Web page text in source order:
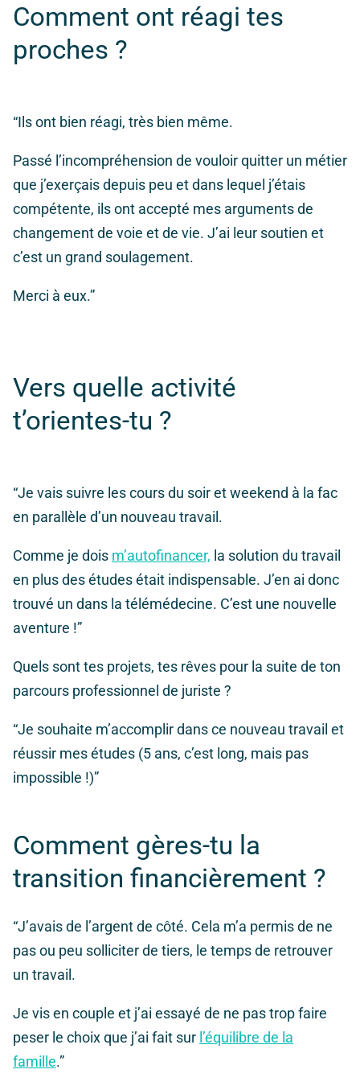
Comment ont réagi tes
proches ?
“Ils ont bien réagi, très bien même.
Passé l’incompréhension de vouloir quitter un métier
que j’exerçais depuis peu et dans lequel j’étais
compétente, ils ont accepté mes arguments de
changement de voie et de vie. J’ai leur soutien et
c’est un grand soulagement.
Merci à eux.”
Vers quelle activité
t’orientes-tu ?
“Je vais suivre les cours du soir et weekend à la fac
en parallèle d’un nouveau travail.
Comme je dois m’autofinancer, la solution du travail
en plus des études était indispensable. J’en ai donc
trouvé un dans la télémédecine. C’est une nouvelle
aventure !”
Quels sont tes projets, tes rêves pour la suite de ton
parcours professionnel de juriste ?
“Je souhaite m’accomplir dans ce nouveau travail et
réussir mes études (5 ans, c’est long, mais pas
impossible !)”
Comment gères-tu la
transition financièrement ?
“J’avais de l’argent de côté. Cela m’a permis de ne
pas ou peu solliciter de tiers, le temps de retrouver
un travail.
Je vis en couple et j’ai essayé de ne pas trop faire
peser le choix que j’ai fait sur l’équilibre de la
famille.”